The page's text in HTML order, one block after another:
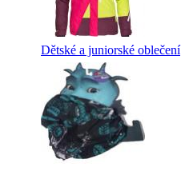
Dětské a juniorské oblečení